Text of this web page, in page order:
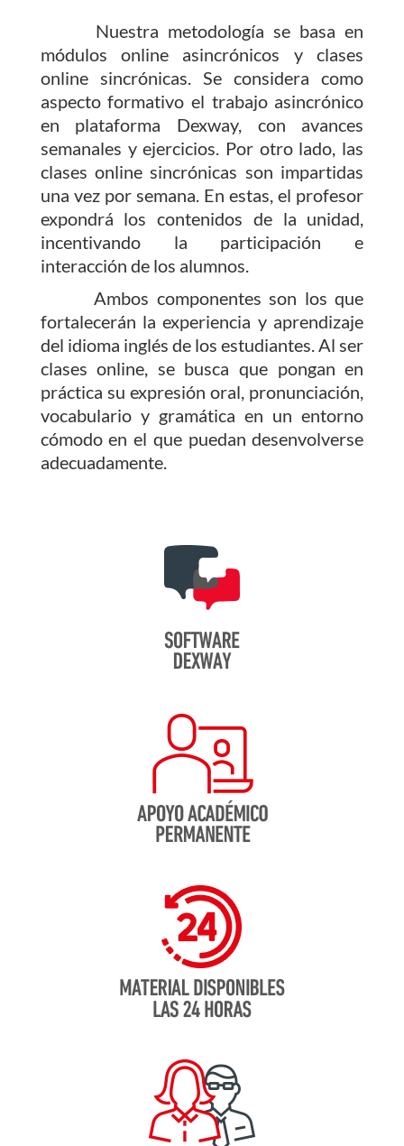
Nuestra metodología se basa en
módulos online asincrónicos y clases
online sincrónicas. Se considera como
aspecto formativo el trabajo asincrónico
en plataforma Dexway, con avances
semanales y ejercicios. Por otro lado, las
clases online sincrónicas son impartidas
una vez por semana. En estas, el profesor
expondrá los contenidos de la unidad,
incentivando la participación e
interacción de los alumnos.
Ambos componentes son los que
fortalecerán la experiencia y aprendizaje
del idioma inglés de los estudiantes. Al ser
clases online, se busca que pongan en
práctica su expresión oral, pronunciación,
vocabulario y gramática en un entorno
cómodo en el que puedan desenvolverse
adecuadamente.